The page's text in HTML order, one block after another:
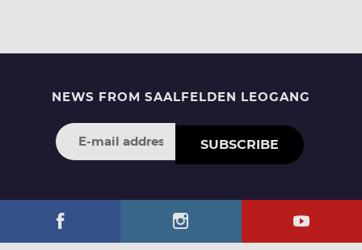
NEWS FROM SAALFELDEN LEOGANG
SUBSCRIBE